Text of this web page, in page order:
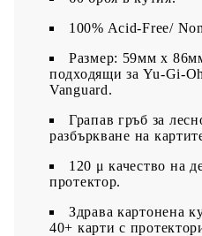
100% Acid-Free/
Размер: 59мм х
подходящи за Yu-Gi-
Vanguard.
Грапав гръб за
разбъркване на
120 μ качество на
протектор.
Здрава картонена
40+ карти с